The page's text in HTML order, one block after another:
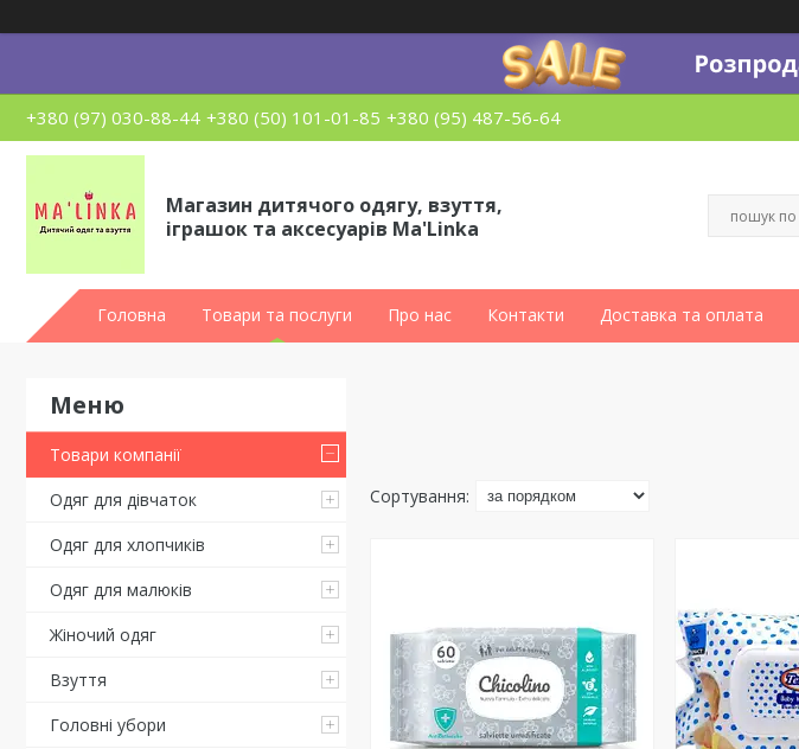
+380 (97) 030-88-44 +380 (50) 101-01-85 +380 (95) 487-56-64
Магазин дитячого одягу, взуття,
іграшок та аксесуарів Ma'Linka
Головна Товари та послуги Про нас Контакти Доставка та оплата
Товари компанії
Одяг для дівчаток
Одяг для хлопчиків
Одяг для малюків
Жіночий одяг
Взуття
Головні убори